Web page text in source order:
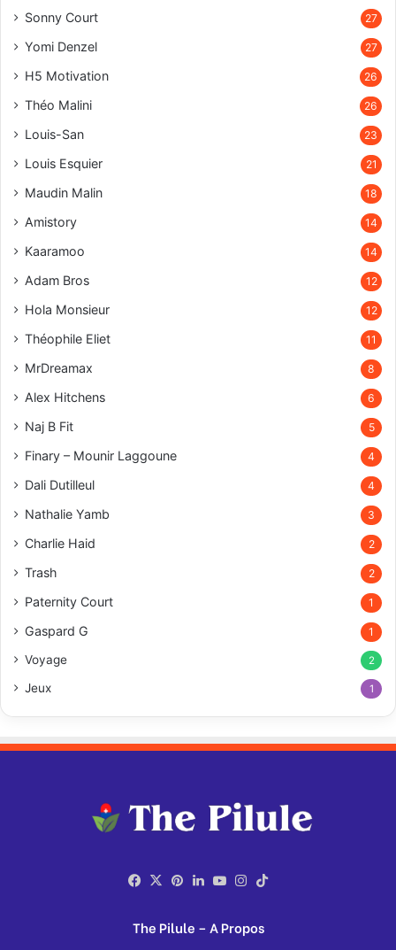
Sonny Court 27
Yomi Denzel 27
H5 Motivation 26
Théo Malini 26
Louis-San 23
Louis Esquier 21
Maudin Malin 18
Amistory 14
Kaaramoo 14
Adam Bros 12
Hola Monsieur 12
Théophile Eliet 11
MrDreamax 8
Alex Hitchens 6
Naj B Fit 5
Finary – Mounir Laggoune 4
Dali Dutilleul 4
Nathalie Yamb 3
Charlie Haid 2
Trash 2
Paternity Court 1
Gaspard G 1
Voyage 2
Jeux 1
Facebook
X Pinterest
Linkedin
YouTubeInstagram
The Pilule – A Propos